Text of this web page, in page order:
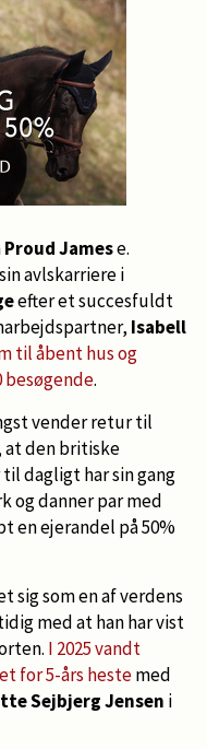
Proud Jamese.
avlskarriere i
efter et succesfuldt
Isabell
til åbent hus og
besøgende.
vender retur til
den britiske
til dagligt har sin gang
og danner par med
en ejerandel på 50%
sig som en af verdens
med at han har vist
I 2025 vandt
for 5-års hestemed
Sejbjerg Jensen i